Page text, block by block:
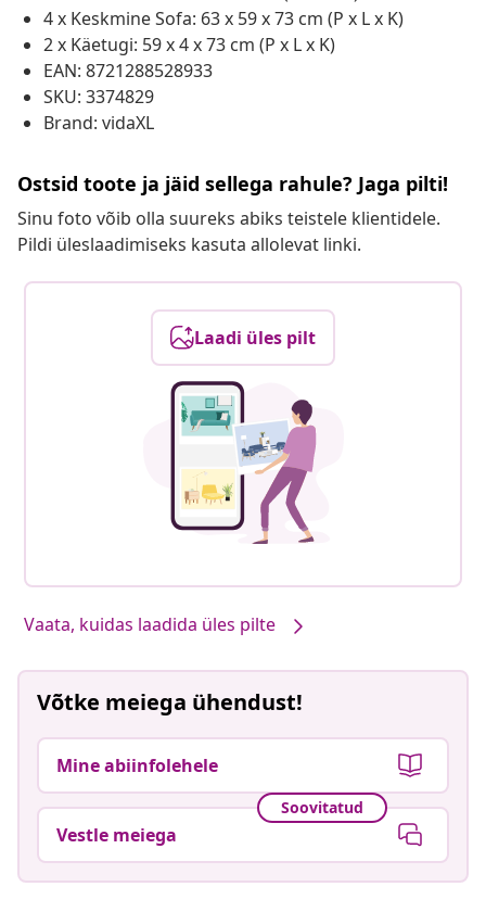
4 x Keskmine Sofa: 63 x 59 x 73 cm (P x L x K)
2 x Käetugi: 59 x 4 x 73 cm (P x L x K)
EAN: 8721288528933
SKU: 3374829
Brand: vidaXL
Ostsid toote ja jäid sellega rahule? Jaga pilti!
Sinu foto võib olla suureks abiks teistele klientidele.
Pildi üleslaadimiseks kasuta allolevat linki.
Laadi üles pilt
Vaata, kuidas laadida üles pilte
Võtke meiega ühendust!
Mine abiinfolehele
Soovitatud
Vestle meiega